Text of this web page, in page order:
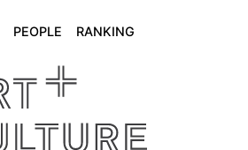
PEOPLE RANKING